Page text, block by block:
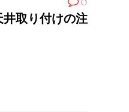
取り付けの注